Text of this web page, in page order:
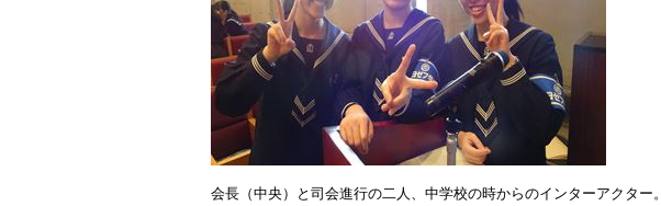
会長（中央）と司会進行の二人、中学校の時からのインターアクター。